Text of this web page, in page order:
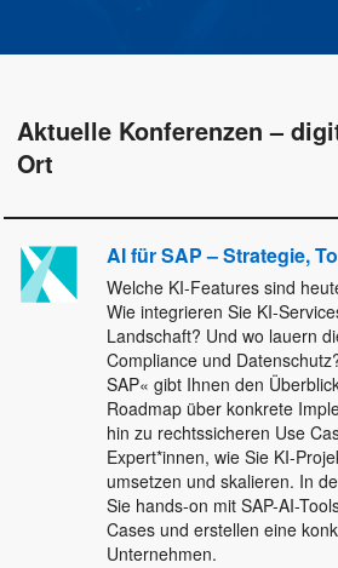
Aktuelle Konferenzen –
Ort
AI für SAP – Strategie,
Welche KI-Features sind
Wie integrieren Sie KI-
Landschaft? Und wo lauern
Compliance und
SAP« gibt Ihnen den
Roadmap über konkrete
hin zu rechtssicheren Use
Expert*innen, wie Sie KI-
umsetzen und skalieren. In
Sie hands-on mit SAP-AI-
Cases und erstellen eine
Unternehmen.